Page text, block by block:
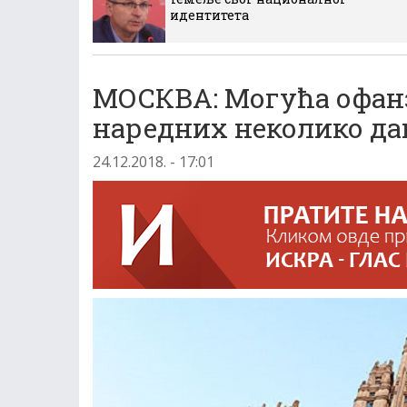
идентитета
МОСКВА: Могућа
наредних неколико
24.12.2018. - 17:01